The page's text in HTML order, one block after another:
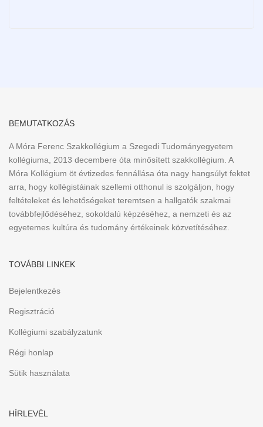
BEMUTATKOZÁS
A Móra Ferenc Szakkollégium a Szegedi Tudományegyetem
kollégiuma, 2013 decembere óta minősített szakkollégium. A
Móra Kollégium öt évtizedes fennállása óta nagy hangsúlyt fektet
arra, hogy kollégistáinak szellemi otthonul is szolgáljon, hogy
feltételeket és lehetőségeket teremtsen a hallgatók szakmai
továbbfejlődéséhez, sokoldalú képzéséhez, a nemzeti és az
egyetemes kultúra és tudomány értékeinek közvetítéséhez.
TOVÁBBI LINKEK
Bejelentkezés
Regisztráció
Kollégiumi szabályzatunk
Régi honlap
Sütik használata
HÍRLEVÉL